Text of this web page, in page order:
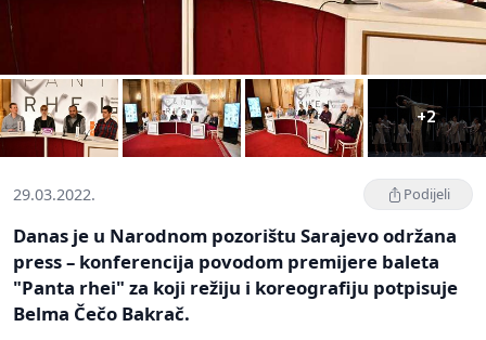
+2
29.03.2022. Podijeli
Danas je u Narodnom pozorištu Sarajevo održana
press – konferencija povodom premijere baleta
"Panta rhei" za koji režiju i koreografiju potpisuje
Belma Čečo Bakrač.